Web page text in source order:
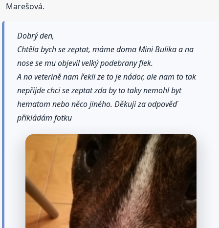
Marešová.
Dobrý den,
Chtěla bych se zeptat, máme doma Mini Bulika a na
nose se mu objevil velký podebrany flek.
A na veterině nam řekli ze to je nádor, ale nam to tak
nepřijde chci se zeptat zda by to taky nemohl byt
hematom nebo něco jiného. Děkuji za odpověď
přikládám fotku